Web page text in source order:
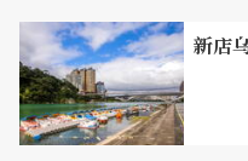
新店